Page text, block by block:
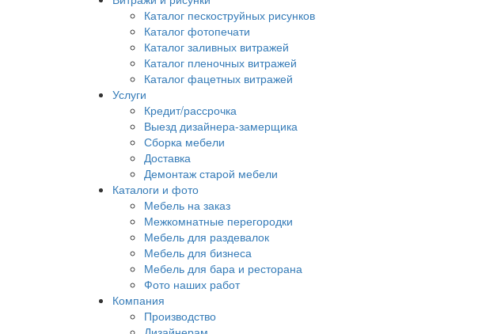
Каталог пескоструйных рисунков
Каталог фотопечати
Каталог заливных витражей
Каталог пленочных витражей
Каталог фацетных витражей
Услуги
Кредит/рассрочка
Выезд дизайнера-замерщика
Сборка мебели
Доставка
Демонтаж старой мебели
Каталоги и фото
Мебель на заказ
Межкомнатные перегородки
Мебель для раздевалок
Мебель для бизнеса
Мебель для бара и ресторана
Фото наших работ
Компания
Производство